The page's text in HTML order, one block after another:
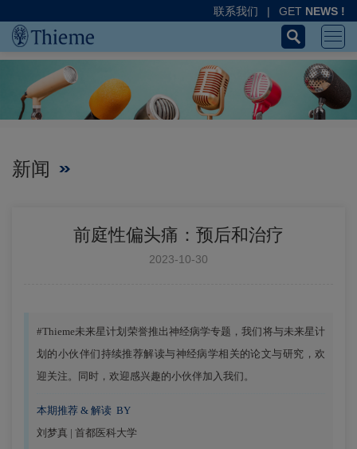
联系我们 | GET NEWS !
新闻
前庭性偏头痛：预后和治疗
2023-10-30
#Thieme未来星计划荣誉推出神经病学专题，我们将与未来星计
划的小伙伴们持续推荐解读与神经病学相关的论文与研究，欢
迎关注。同时，欢迎感兴趣的小伙伴加入我们。
本期推荐 & 解读 BY
刘梦真 | 首都医科大学